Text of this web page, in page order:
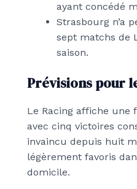
ayant concédé
Strasbourg n’a
sept matchs de
saison.
Prévisions pour
Le Racing affiche une
avec cinq victoires
invaincu depuis huit
légèrement favoris
domicile.